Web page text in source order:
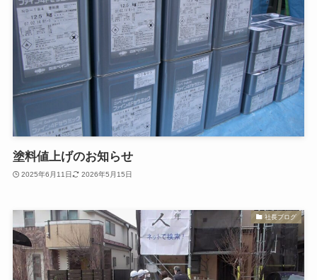
塗料値上げのお知らせ
2025年6月11日 2026年5月15日
社長ブログ